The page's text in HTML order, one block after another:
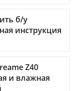
б/у
инструкция
Z40
и влажная